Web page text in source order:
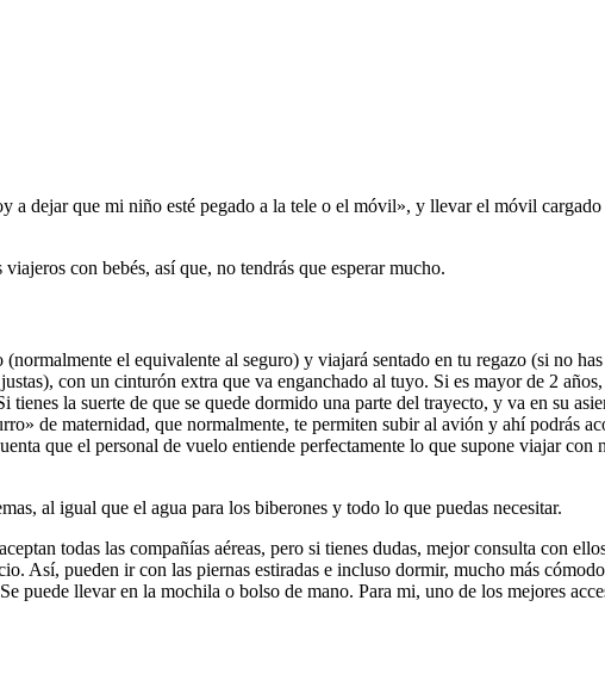
a dejar que mi niño esté pegado a la tele o el móvil», y llevar el móvil cargado
con bebés, así que, no tendrás que esperar mucho.
el equivalente al seguro) y viajará sentado en tu regazo (si no
con un cinturón extra que va enganchado al tuyo. Si es mayor de 2
la suerte de que se quede dormido una parte del trayecto, y va en su
de maternidad, que normalmente, te permiten subir al avión y ahí podrás
que el personal de vuelo entiende perfectamente lo que supone viajar con
al igual que el agua para los biberones y todo lo que puedas necesitar.
todas las compañías aéreas, pero si tienes dudas, mejor consulta con
Así, pueden ir con las piernas estiradas e incluso dormir, mucho más
llevar en la mochila o bolso de mano. Para mi, uno de los mejores